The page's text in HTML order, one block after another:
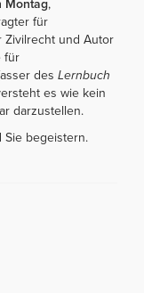
Montag,
für
Zivilrecht und Autor
für
des Lernbuch
es wie kein
darzustellen.
Sie begeistern.